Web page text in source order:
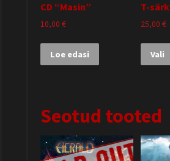
CD “Masin”
10,00 €
Loe edasi
T-
25,00€
Vali
Seotud tooted